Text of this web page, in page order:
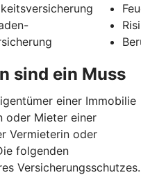
sind ein Muss
einer Immobilie
oder Mieter einer
Vermieterin oder
folgenden
Versicherungsschutzes.